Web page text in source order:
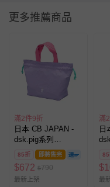
更多推薦商品
滿2件9折
日本 CB JAPAN -
dsk.pig系列
GOMOG 托特包-3L
85折 即將售完
$672 $790
最新上架
滿
日
$
最